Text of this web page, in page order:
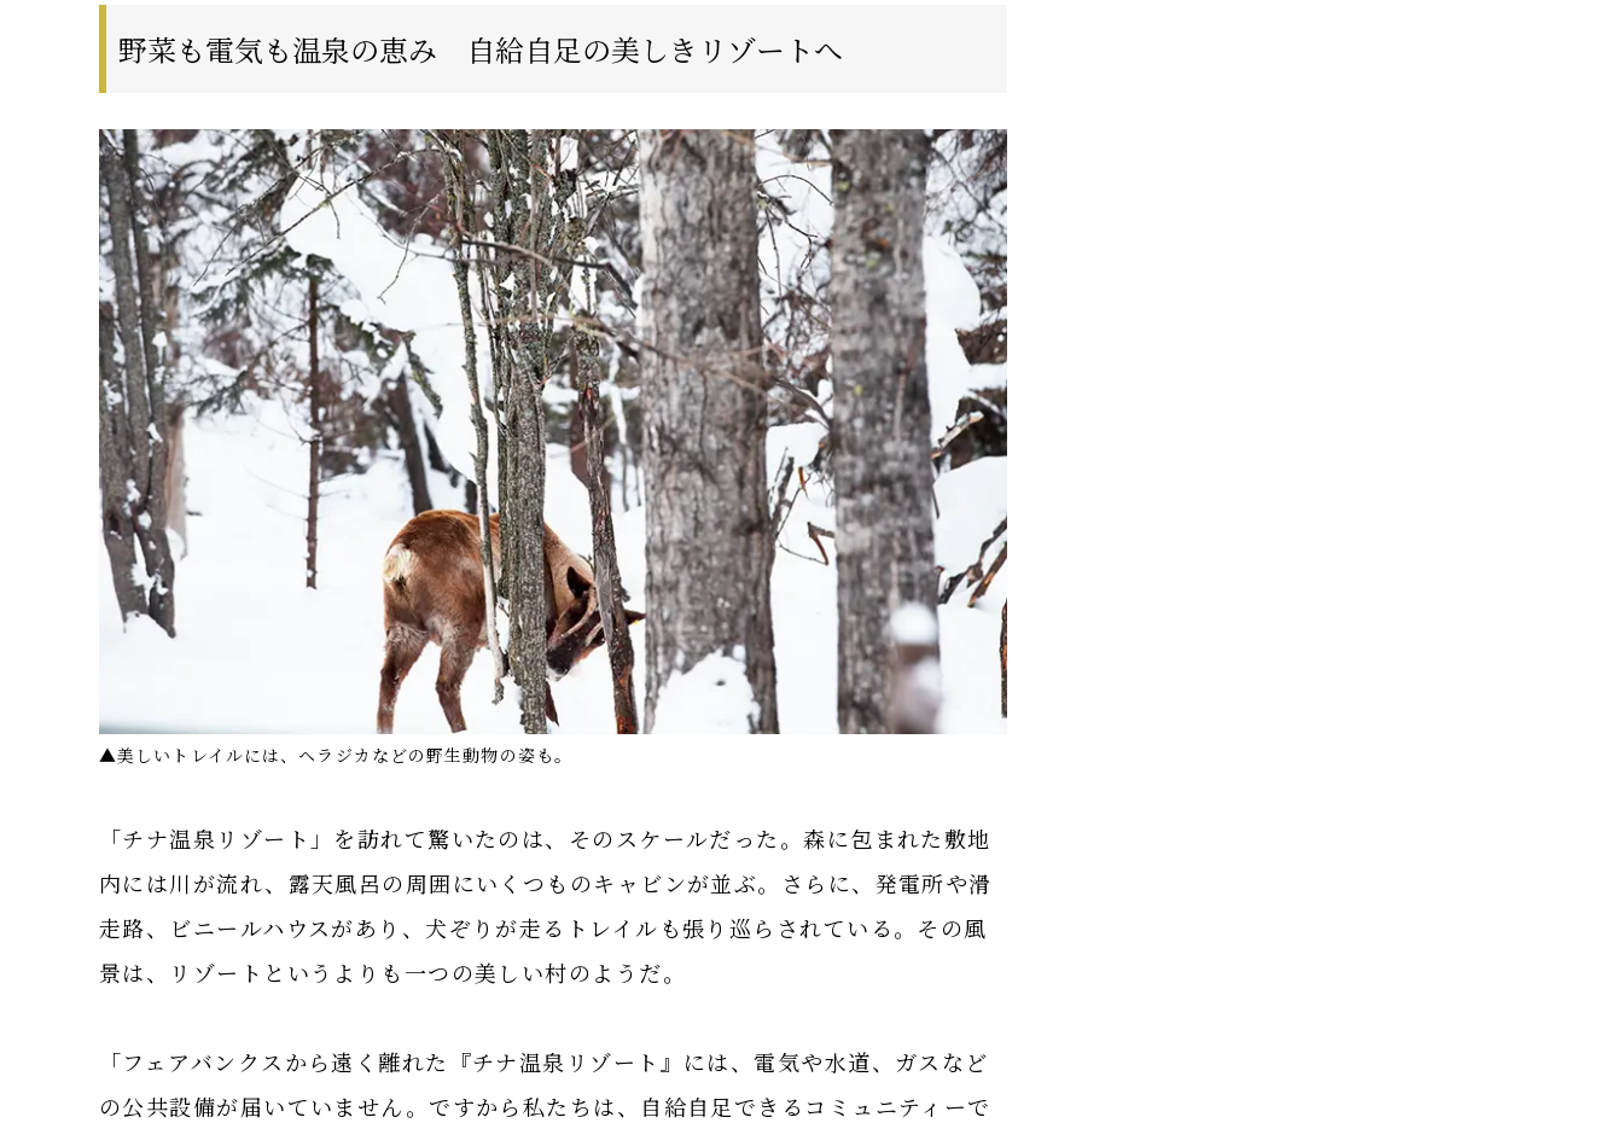
野菜も電気も温泉の恵み 自給自足の美しきリゾートへ
▲美しいトレイルには、ヘラジカなどの野生動物の姿も。
「チナ温泉リゾート」を訪れて驚いたのは、そのスケールだった。森に包まれた敷地
内には川が流れ、露天風呂の周囲にいくつものキャビンが並ぶ。さらに、発電所や滑
走路、ビニールハウスがあり、犬ぞりが走るトレイルも張り巡らされている。その風
景は、リゾートというよりも一つの美しい村のようだ。
「フェアバンクスから遠く離れた『チナ温泉リゾート』には、電気や水道、ガスなど
の公共設備が届いていません。ですから私たちは、自給自足できるコミュニティーで